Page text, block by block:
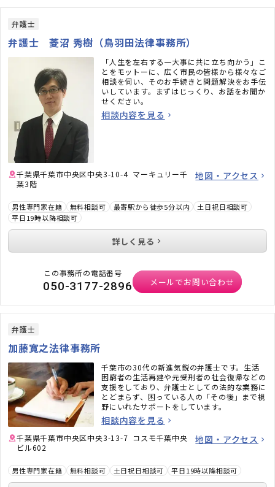
弁護士
弁護士 菱沼 秀樹（鳥羽田法律事務所）
「人生を左右する一大事に共に立ち向かう」こ
とをモットーに、広く市民の皆様から様々なご
相談を伺い、そのお手続きと問題解決をお手伝
いしています。まずはじっくり、お話をお聞か
せください。
相談内容を見る
千葉県千葉市中央区中央3-10-4 マーキュリー千
葉3階
地図・アクセス
男性専門家在籍 無料相談可 最寄駅から徒歩5分以内
土日祝日相談可
平日19時以降相談可
詳しく見る
この事務所の電話番号
050-3177-2896 メールでお問い合わせ
弁護士
加藤寛之法律事務所
千葉市の30代の新進気鋭の弁護士です。生活
困窮者の生活再建や元受刑者の社会復帰などの
支援をしており、弁護士としての法的な業務に
とどまらず、困っている人の「その後」まで視
野にいれたサポートをしています。
相談内容を見る
千葉県千葉市中央区中央3-13-7 コスモ千葉中央
ビル602
地図・アクセス
男性専門家在籍 無料相談可 土日祝日相談可 平日19時以降相談可